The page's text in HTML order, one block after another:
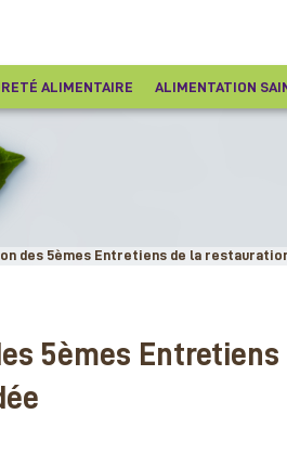
ALIMENTAIRE ALIMENTATION
des 5èmes Entretiens de la
5èmes